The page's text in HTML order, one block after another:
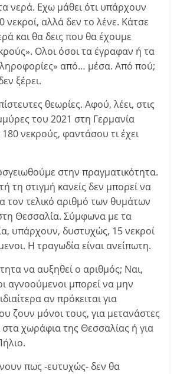
νερά. Εχω μάθει ότι υπάρχουν
αλλά δεν το λένε. Κάτσε
και θα δεις που θα έχουμε
Ολοι όσοι τα έγραφαν ή τα
από… μέσα. Από πού;
ξέρει.
θεωρίες. Αφού, λέει, στις
του 2021 στη Γερμανία
νεκρούς, φαντάσου τι έχει
στην πραγματικότητα.
τη στιγμή κανείς δεν μπορεί να
τον τελικό αριθμό των θυμάτων
Θεσσαλία. Σύμφωνα με τα
υπάρχουν, δυστυχώς, 15 νεκροί
Η τραγωδία είναι ανείπωτη.
να αυξηθεί ο αριθμός; Ναι,
αγνοούμενοι μπορεί να μην
αν πρόκειται για
ζουν μόνοι τους, για μετανάστες
χωράφια της Θεσσαλίας ή για
πως -ευτυχώς- δεν θα